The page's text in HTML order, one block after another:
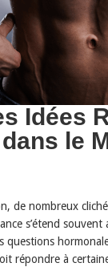
Idées
le
de nombreux
s’étend
questions
répondre à